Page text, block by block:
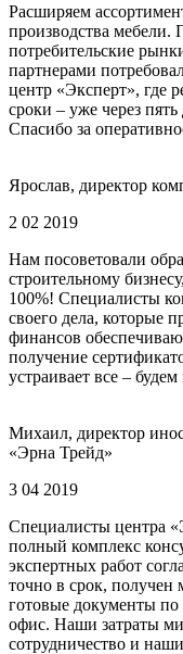
Расширяем
производства мебели.
потребительские
партнерами
центр «Эксперт», где
сроки – уже через
Спасибо за
Ярослав, директор
2 02 2019
Нам посоветовали
строительному
100%! Специалисты
своего дела, которые
финансов
получение
устраивает все –
Михаил, директор
«Эрна Трейд»
3 04 2019
Специалисты центра
полный комплекс
экспертных работ
точно в срок, получен
готовые документы
офис. Наши затраты
сотрудничество и